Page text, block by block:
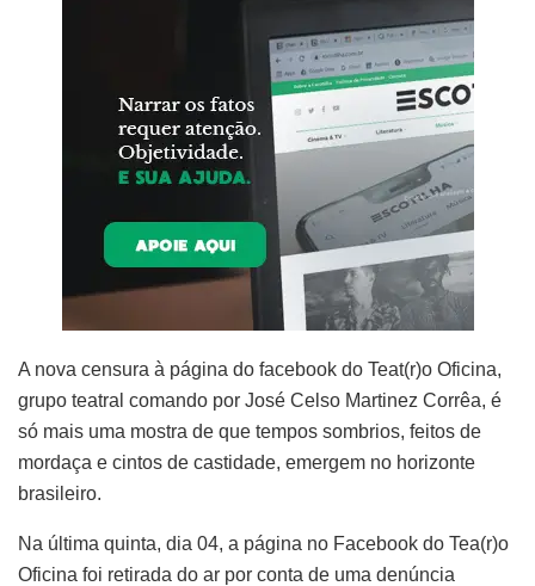
A nova censura à página do facebook do Teat(r)o Oficina,
grupo teatral comando por José Celso Martinez Corrêa, é
só mais uma mostra de que tempos sombrios, feitos de
mordaça e cintos de castidade, emergem no horizonte
brasileiro.
Na última quinta, dia 04, a página no Facebook do Tea(r)o
Oficina foi retirada do ar por conta de uma denúncia